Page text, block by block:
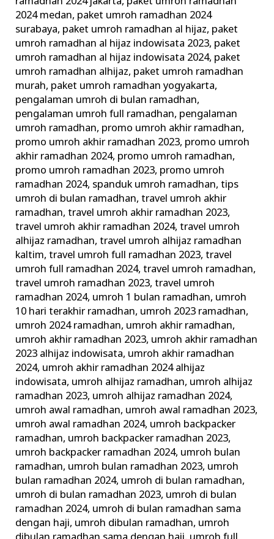
2024 medan, paket umroh ramadhan 2024
surabaya, paket umroh ramadhan al hijaz, paket
umroh ramadhan al hijaz indowisata 2023, paket
umroh ramadhan al hijaz indowisata 2024, paket
umroh ramadhan alhijaz, paket umroh ramadhan
murah, paket umroh ramadhan yogyakarta,
pengalaman umroh di bulan ramadhan,
pengalaman umroh full ramadhan, pengalaman
umroh ramadhan, promo umroh akhir ramadhan,
promo umroh akhir ramadhan 2023, promo umroh
akhir ramadhan 2024, promo umroh ramadhan,
promo umroh ramadhan 2023, promo umroh
ramadhan 2024, spanduk umroh ramadhan,tips
umroh di bulan ramadhan,travel umroh akhir
ramadhan,travel umroh akhir ramadhan 2023,
travel umroh akhir ramadhan 2024,travel umroh
alhijaz ramadhan,travel umroh alhijaz ramadhan
kaltim,travel umroh full ramadhan 2023,travel
umroh full ramadhan 2024,travel umroh ramadhan,
travel umroh ramadhan 2023,travel umroh
ramadhan 2024, umroh 1 bulan ramadhan, umroh
10 hari terakhir ramadhan, umroh 2023 ramadhan,
umroh 2024 ramadhan, umroh akhir ramadhan,
umroh akhir ramadhan 2023, umroh akhir ramadhan
2023 alhijaz indowisata, umroh akhir ramadhan
2024, umroh akhir ramadhan 2024 alhijaz
indowisata, umroh alhijaz ramadhan, umroh alhijaz
ramadhan 2023, umroh alhijaz ramadhan 2024,
umroh awal ramadhan, umroh awal ramadhan 2023,
umroh awal ramadhan 2024, umroh backpacker
ramadhan, umroh backpacker ramadhan 2023,
umroh backpacker ramadhan 2024, umroh bulan
ramadhan, umroh bulan ramadhan 2023, umroh
bulan ramadhan 2024, umroh di bulan ramadhan,
umroh di bulan ramadhan 2023, umroh di bulan
ramadhan 2024, umroh di bulan ramadhan sama
dengan haji, umroh dibulan ramadhan, umroh